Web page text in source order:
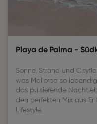
Playa de Palma -
Sonne, Strand und
was Mallorca so
das pulsierende
den perfekten Mix aus
Lifestyle.